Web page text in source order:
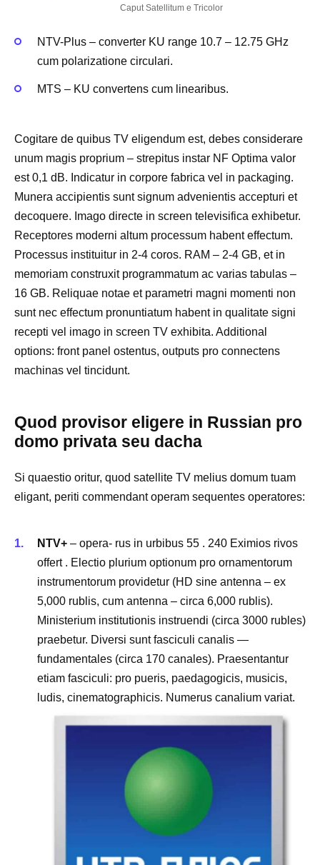
Caput Satellitum e Tricolor
NTV-Plus – converter KU range 10.7 – 12.75 GHz
cum polarizatione circulari.
MTS – KU convertens cum linearibus.
Cogitare de quibus TV eligendum est, debes considerare
unum magis proprium – strepitus instar NF Optima valor
est 0,1 dB. Indicatur in corpore fabrica vel in packaging.
Munera accipientis sunt signum advenientis accepturi et
decoquere. Imago directe in screen televisifica exhibetur.
Receptores moderni altum processum habent effectum.
Processus instituitur in 2-4 coros. RAM – 2-4 GB, et in
memoriam construxit programmatum ac varias tabulas –
16 GB. Reliquae notae et parametri magni momenti non
sunt nec effectum pronuntiatum habent in qualitate signi
recepti vel imago in screen TV exhibita. Additional
options: front panel ostentus, outputs pro connectens
machinas vel tincidunt.
Quod provisor eligere in Russian pro
domo privata seu dacha
Si quaestio oritur, quod satellite TV melius domum tuam
eligant, periti commendant operam sequentes operatores:
NTV+ – opera- rus in urbibus 55 . 240 Eximios rivos
offert . Electio plurium optionum pro ornamentorum
instrumentorum providetur (HD sine antenna – ex
5,000 rublis, cum antenna – circa 6,000 rublis).
Ministerium institutionis instruendi (circa 3000 rubles)
praebetur. Diversi sunt fasciculi canalis —
fundamentales (circa 170 canales). Praesentantur
etiam fasciculi: pro pueris, paedagogicis, musicis,
ludis, cinematographicis. Numerus canalium variat.